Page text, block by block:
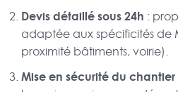
Devis détaillé sous 24h :
adaptée aux spécificités de
proximité bâtiments, voirie).
Mise en sécurité du chantier